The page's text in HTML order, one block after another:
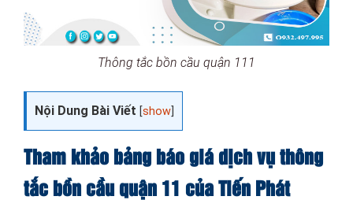
Thông tắc bồn cầu quận 111
Nội Dung Bài Viết [show
Tham khảo bảng báo giá dịch vụ thông
tắc bồn cầu quận 11 của Tiến Phát